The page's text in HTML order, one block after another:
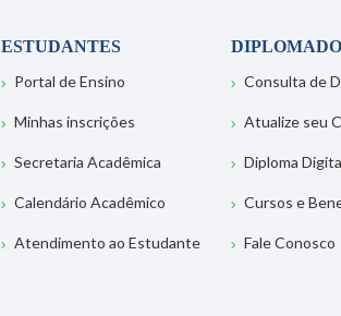
ESTUDANTES
Portal de Ensino
Minhas inscrições
Secretaria Acadêmica
Calendário Acadêmico
Atendimento ao Estudante
Consulta de
Atualize seu
Diploma
Cursos e
Fale Conosco